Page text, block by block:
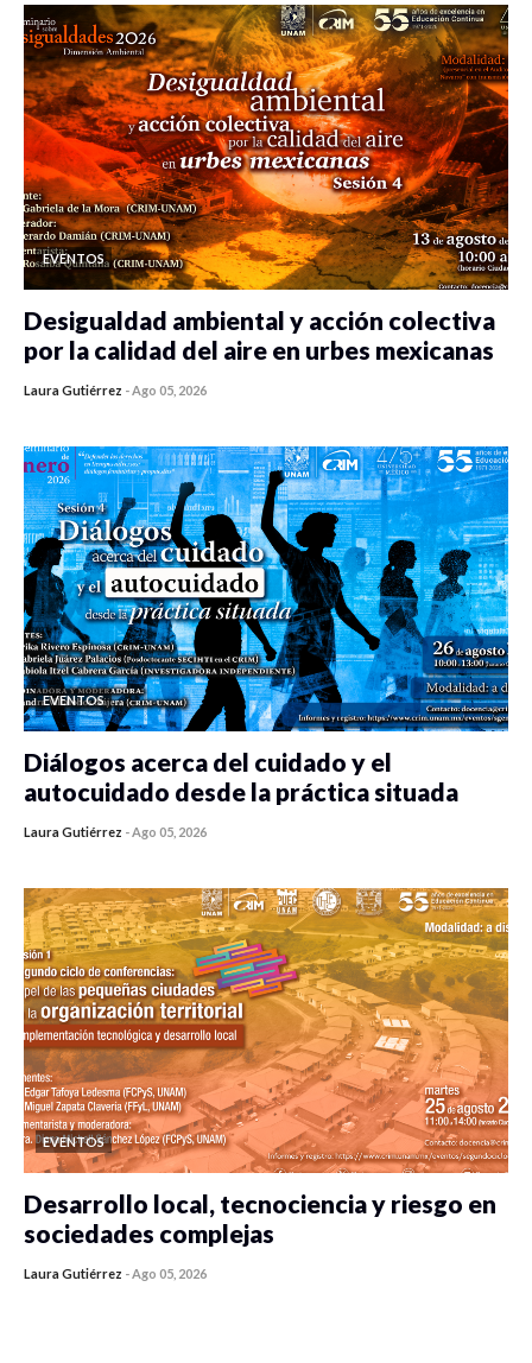
EVENTOS
Desigualdad ambiental y acción colectiva
por la calidad del aire en urbes mexicanas
Laura Gutiérrez -Ago 05, 2026
EVENTOS
Diálogos acerca del cuidado y el
autocuidado desde la práctica situada
Laura Gutiérrez -Ago 05, 2026
EVENTOS
Desarrollo local, tecnociencia y riesgo en
sociedades complejas
Laura Gutiérrez -Ago 05, 2026